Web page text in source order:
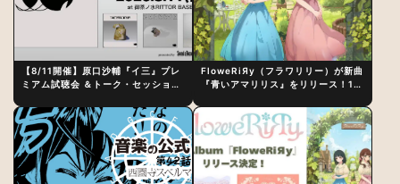
【8/11開催】原口沙輔『イ三』プレ
ミアム試聴会 ＆トーク・セッション
制作秘話
FloweRiЯy（フラワリリー）が新曲
『青いアマリリス』をリリース！1st